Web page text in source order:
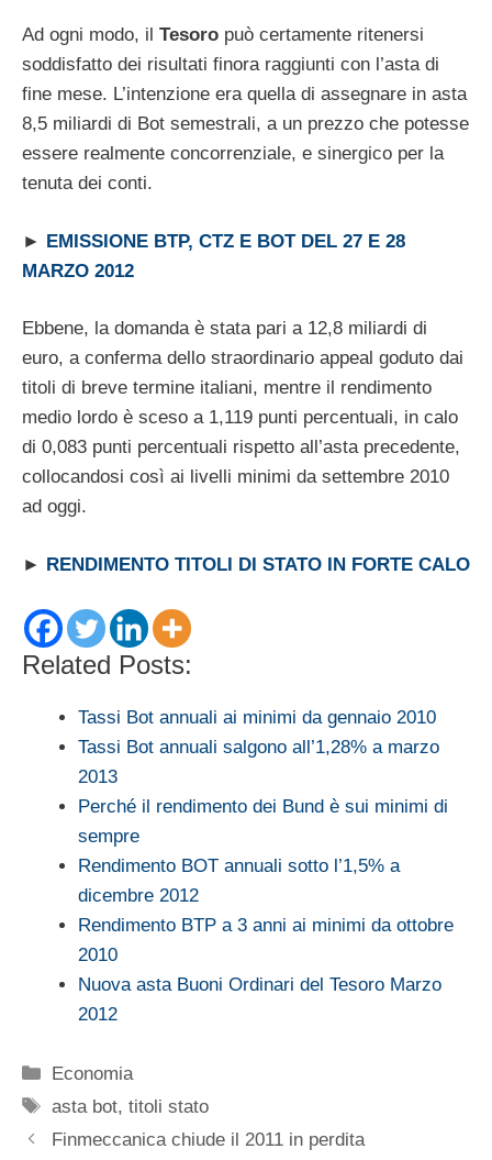
Ad ogni modo, il Tesoro può certamente ritenersi
soddisfatto dei risultati finora raggiunti con l’asta di
fine mese. L’intenzione era quella di assegnare in asta
8,5 miliardi di Bot semestrali, a un prezzo che potesse
essere realmente concorrenziale, e sinergico per la
tenuta dei conti.
► EMISSIONE BTP, CTZ E BOT DEL 27 E 28
MARZO 2012
Ebbene, la domanda è stata pari a 12,8 miliardi di
euro, a conferma dello straordinario appeal goduto dai
titoli di breve termine italiani, mentre il rendimento
medio lordo è sceso a 1,119 punti percentuali, in calo
di 0,083 punti percentuali rispetto all’asta precedente,
collocandosi così ai livelli minimi da settembre 2010
ad oggi.
► RENDIMENTO TITOLI DI STATO IN FORTE CALO
Related Posts:
Tassi Bot annuali ai minimi da gennaio 2010
Tassi Bot annuali salgono all’1,28% a marzo
2013
Perché il rendimento dei Bund è sui minimi di
sempre
Rendimento BOT annuali sotto l’1,5% a
dicembre 2012
Rendimento BTP a 3 anni ai minimi da ottobre
2010
Nuova asta Buoni Ordinari del Tesoro Marzo
2012
Categorie
Economia
Tag
asta bot,titoli stato
Finmeccanica chiude il 2011 in perdita